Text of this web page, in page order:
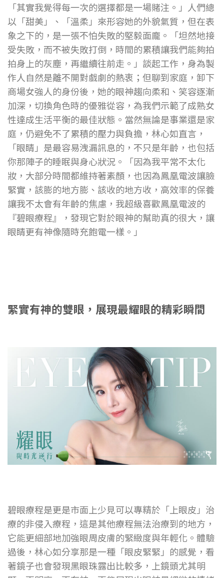
「其實我覺得每一次的選擇都是一場賭注。」人們總
以「甜美」、「溫柔」來形容她的外貌氣質，但在表
象之下的，是一張不怕失敗的堅毅面龐。「坦然地接
受失敗，而不被失敗打倒，時間的累積讓我們能夠拍
拍身上的灰塵，再繼續往前走。」談起工作，身為製
作人自然是離不開對戲劇的熱衷；但聊到家庭，卸下
商場女強人的身份後，她的眼神趨向柔和、笑容逐漸
加深，切換角色時的優雅從容，為我們示範了成熟女
性達成生活平衡的最佳狀態。當然無論是事業還是家
庭，仍避免不了累積的壓力與負擔，林心如直言，
「眼睛」是最容易洩漏訊息的，不只是年齡，也包括
你那陣子的睡眠與身心狀況。「因為我平常不太化
妝，大部分時間都維持著素顏，也因為鳳凰電波讓臉
緊實，該膨的地方膨、該收的地方收，高效率的保養
讓我不太會有年齡的焦慮，我超級喜歡鳳凰電波的
『碧眼療程』，發現它對於眼神的幫助真的很大，讓
眼睛更有神像隨時充飽電一樣。」
緊實有神的雙眼，展現最耀眼的精彩瞬間
碧眼療程是更是市面上少見可以專精於「上眼皮」治
療的非侵入療程，這是其他療程無法治療到的地方，
它能更細部地加強眼周皮膚的緊緻度與年輕化。體驗
過後，林心如分享那是一種「眼皮緊緊」的感覺，看
著鏡子也會發現黑眼珠露出比較多，上鏡頭尤其明